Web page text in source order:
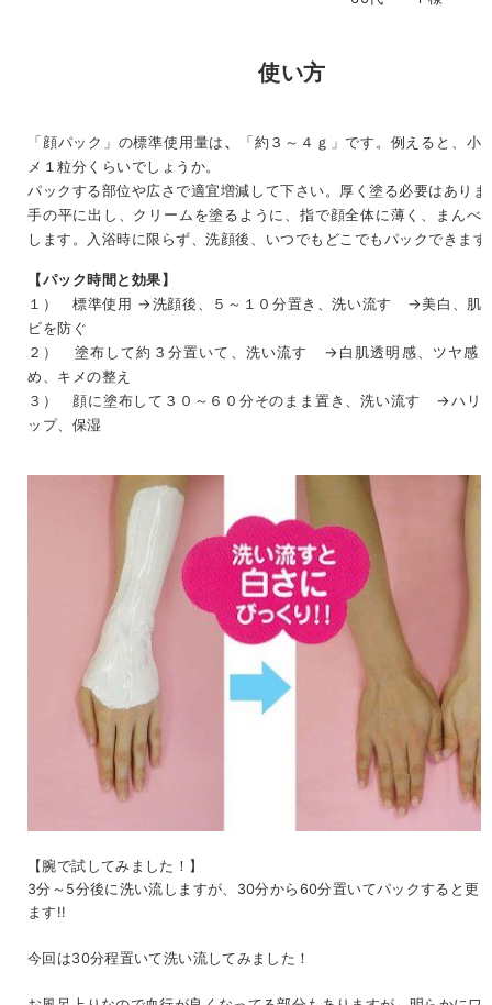
使い方
「顔パック」の標準使用量は、
「約３～４ｇ」です。例えると、小
メ１粒分くらいでしょうか。
パックする部位や広さで適宜増減して下さい。厚く塗る必要はありま
手の平に出し、クリームを塗るように、指で顔全体に薄く、まんべ
します。入浴時に限らず、洗顔後、いつでもどこでもパックできます
【パック時間と効果】
１） 標準使用 →洗顔後、５～１０分置き、洗い流す →美白、肌
ビを防ぐ
２） 塗布して約３分置いて、洗い流す →白肌透明感、ツヤ感
め、キメの整え
３） 顔に塗布して３０～６０分そのまま置き、洗い流す →ハリ
ップ、保湿
【腕で試してみました！】
3分～5分後に洗い流しますが、30分から60分置いてパックすると更
ます!!
今回は30分程置いて洗い流してみました！